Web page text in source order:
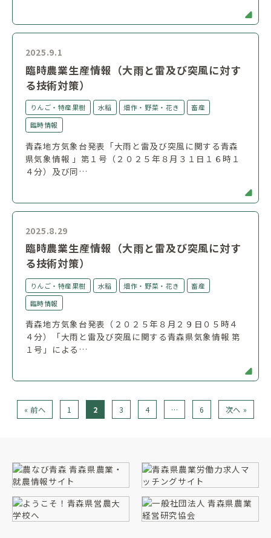
2025.9.1
臨時農業生産情報（大雨と雷及び突風に対す
る技術対策）
りんご・特産果樹 水稲 畑作・野菜・花き
畜産
臨時情報
青森地方気象台発表「大雨と雷及び突風に関する青森
県気象情報 」第１号（２０２５年８月３１日１６時１
４分）及び同…
2025.8.29
臨時農業生産情報（大雨と雷及び突風に対す
る技術対策）
りんご・特産果樹 水稲 畑作・野菜・花き
畜産
臨時情報
青森地方気象台発表（２０２５年８月２９日０５時４
４分）「大雨と雷及び突風に関する青森県気象情報 第
１号」による…
« 前へ 1 2 3 4 … 6 次へ »